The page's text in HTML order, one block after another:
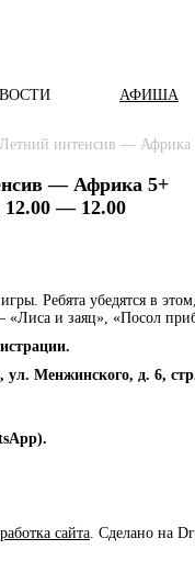
АФИША
интенсив — Африка
— Африка 5+
12.00 — 12.00
Ребята убедятся в
«Лиса и заяц», «Посол
Менжинского, д. 6, стр.
сайта. Сделано на